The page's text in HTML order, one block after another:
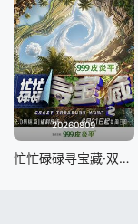
20260809
忙忙碌碌寻宝藏·双人成行季